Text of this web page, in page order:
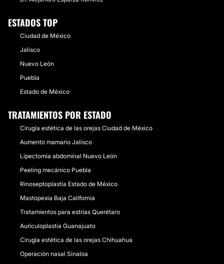
ESTADOS TOP
Ciudad de México
Jalisco
Nuevo León
Puebla
Estado de México
TRATAMIENTOS POR ESTADO
Cirugía estética de las orejas Ciudad de México
Aumento mamario Jalisco
Lipectomía abdominal Nuevo León
Peeling mecánico Puebla
Rinoseptoplastia Estado de México
Mastopexia Baja California
Tratamientos para estrías Querétaro
Auriculoplastia Guanajuato
Cirugía estética de las orejas Chihuahua
Operación nasal Sinaloa